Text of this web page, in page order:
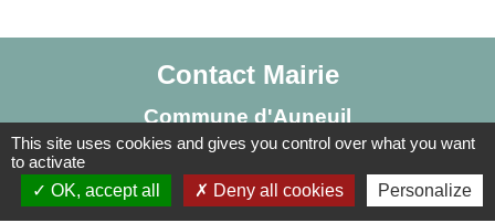
Contact Mairie
Commune d'Auneuil
60 rue du Prieuré
60390 Auneuil - FRANCE
+33 3 44 47 70 23
This site uses cookies and gives you control over what you want
to activate
OK, accept all
Deny all cookies Personalize